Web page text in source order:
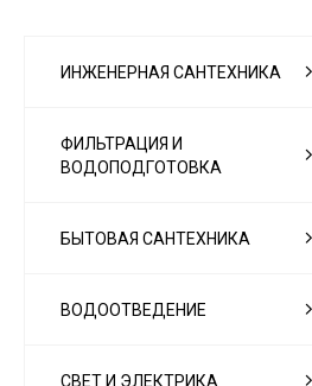
ИНЖЕНЕРНАЯ САНТЕХНИКА
ФИЛЬТРАЦИЯ И
ВОДОПОДГОТОВКА
БЫТОВАЯ САНТЕХНИКА
ВОДООТВЕДЕНИЕ
СВЕТ И ЭЛЕКТРИКА